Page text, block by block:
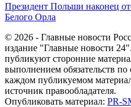
Президент Польши наконец
Белого Орла
© 2026 - Главные новости
издание "Главные новости
публикуют сторонние
выполнением обязательств
каждом публикуемом
источник правообладателя.
Опубликовать материал: PR-